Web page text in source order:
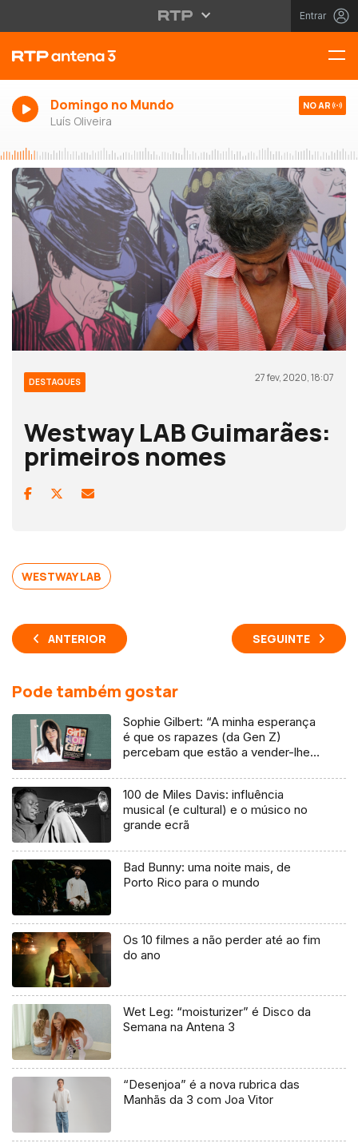
Entrar
Domingo no Mundo
Luís Oliveira
NO AR
DESTAQUES 27 fev, 2020, 18:07
Westway LAB Guimarães:
primeiros nomes
WESTWAY LAB
ANTERIOR SEGUINTE
Pode também gostar
Sophie Gilbert: “A minha esperança
é que os rapazes (da Gen Z)
percebam que estão a vender-lhes
100 de Miles Davis: influência
musical (e cultural) e o músico no
grande ecrã
Bad Bunny: uma noite mais, de
Porto Rico para o mundo
Os 10 filmes a não perder até ao fim
do ano
Wet Leg: “moisturizer” é Disco da
Semana na Antena 3
“Desenjoa” é a nova rubrica das
Manhãs da 3 com Joa Vitor